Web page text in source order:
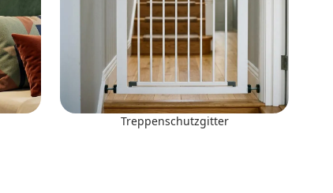
Treppenschutzgitter